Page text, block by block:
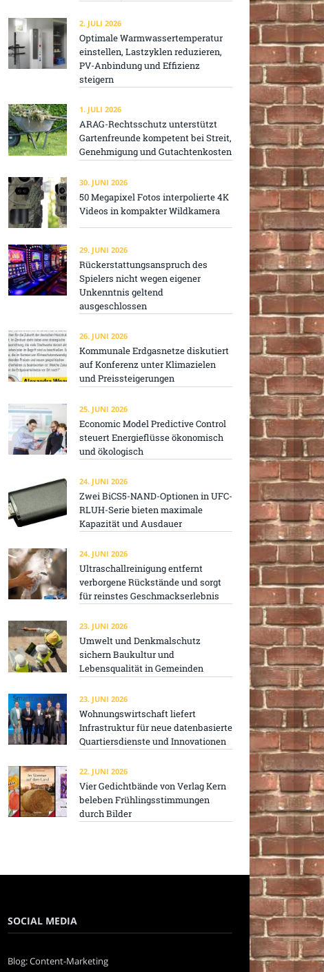
2. JULI 2026
Optimale Warmwassertemperatur
einstellen, Lastzyklen reduzieren,
PV-Anbindung und Effizienz
steigern
1. JULI 2026
ARAG-Rechtsschutz unterstützt
Gartenfreunde kompetent bei Streit,
Genehmigung und Gutachtenkosten
30. JUNI 2026
50 Megapixel Fotos interpolierte 4K
Videos in kompakter Wildkamera
29. JUNI 2026
Rückerstattungsanspruch des
Spielers nicht wegen eigener
Unkenntnis geltend
ausgeschlossen
26. JUNI 2026
Kommunale Erdgasnetze diskutiert
auf Konferenz unter Klimazielen
und Preissteigerungen
25. JUNI 2026
Economic Model Predictive Control
steuert Energieflüsse ökonomisch
und ökologisch
24. JUNI 2026
Zwei BiCS5-NAND-Optionen in UFC-
RLUH-Serie bieten maximale
Kapazität und Ausdauer
24. JUNI 2026
Ultraschallreinigung entfernt
verborgene Rückstände und sorgt
für reinstes Geschmackserlebnis
23. JUNI 2026
Umwelt und Denkmalschutz
sichern Baukultur und
Lebensqualität in Gemeinden
23. JUNI 2026
Wohnungswirtschaft liefert
Infrastruktur für neue datenbasierte
Quartiersdienste und Innovationen
22. JUNI 2026
Vier Gedichtbände von Verlag Kern
beleben Frühlingsstimmungen
durch Bilder
SOCIAL MEDIA
Blog: Content-Marketing